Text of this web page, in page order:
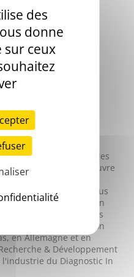
Logistique,
internationale, à tous les
Stago reste maître d'œuvre
groupe concentre la plus
en France. Son
aujourd'hui à avoir des
et de fabrication
en Allemagne et en
& Développement
du Diagnostic In
des
donne
sur ceux